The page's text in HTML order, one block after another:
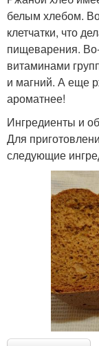
белым хлебом.
клетчатки, что
пищеварения.
витаминами
и магний. А еще
ароматнее!
Ингредиенты и
Для
следующие